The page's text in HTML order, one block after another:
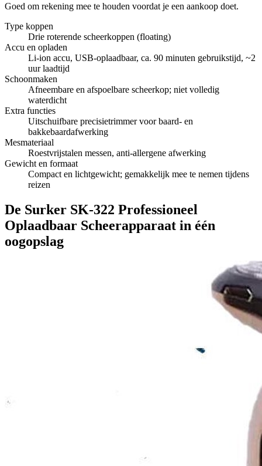
Goed om rekening mee te houden voordat je een aankoop doet.
Type koppen
Drie roterende scheerkoppen (floating)
Accu en opladen
Li-ion accu, USB-oplaadbaar, ca. 90 minuten gebruikstijd, ~2
uur laadtijd
Schoonmaken
Afneembare en afspoelbare scheerkop; niet volledig
waterdicht
Extra functies
Uitschuifbare precisietrimmer voor baard- en
bakkebaardafwerking
Mesmateriaal
Roestvrijstalen messen, anti-allergene afwerking
Gewicht en formaat
Compact en lichtgewicht; gemakkelijk mee te nemen tijdens
reizen
De Surker SK-322 Professioneel
Oplaadbaar Scheerapparaat in één
oogopslag